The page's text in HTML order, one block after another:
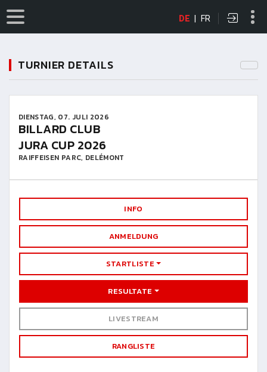
DE | FR
TURNIER DETAILS
DIENSTAG, 07. JULI 2026
BILLARD CLUB
JURA CUP 2026
RAIFFEISEN PARC, DELÉMONT
INFO
ANMELDUNG
STARTLISTE
RESULTATE
LIVESTREAM
RANGLISTE